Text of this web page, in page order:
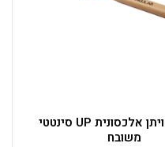
מברשת זויתן אלכסונית UP סינטטי
משובח